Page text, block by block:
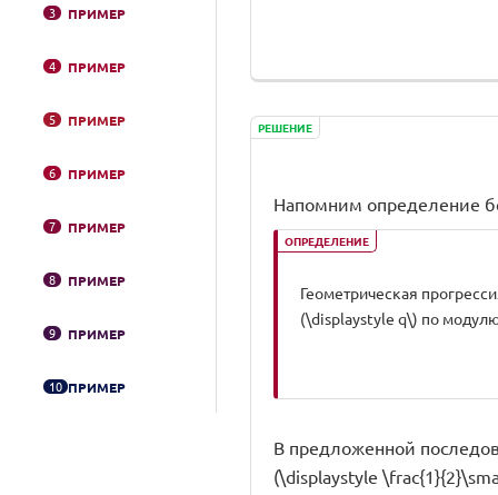
3 ПРИМЕР
4 ПРИМЕР
5 ПРИМЕР
6 ПРИМЕР
7 ПРИМЕР
8 ПРИМЕР
9 ПРИМЕР
10 ПРИМЕР
РЕШЕНИЕ
Напомним определение
ОПРЕДЕЛЕНИЕ
Геометрическая
(\displaystyle q\) по
В предложенной
(\displaystyle